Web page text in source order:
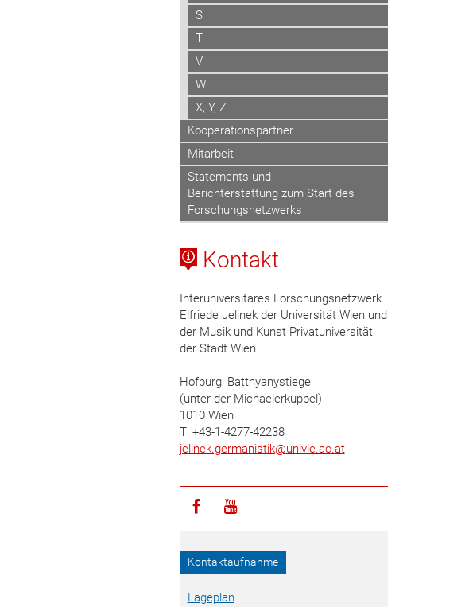
S
T
V
W
X, Y, Z
Kooperationspartner
Mitarbeit
Statements und
Berichterstattung zum Start des
Forschungsnetzwerks
Kontakt
Interuniversitäres Forschungsnetzwerk
Elfriede Jelinek der Universität Wien und
der Musik und Kunst Privatuniversität
der Stadt Wien
Hofburg, Batthyanystiege
(unter der Michaelerkuppel)
1010 Wien
T: +43-1-4277-42238
jelinek.germanistik@univie.ac.at
Icon facebook
Icon youtube
Kontaktaufnahme
Lageplan